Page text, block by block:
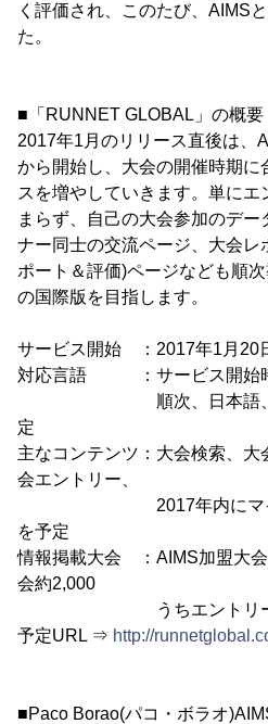
く評価され、このたび、AIMS
た。
■「RUNNET GLOBAL」の概要
2017年1月のリリース直後は、
から開始し、大会の開催時期に
スを増やしていきます。単に
まらず、自己の大会参加のデ
ナー同士の交流ページ、大会レ
ポート＆評価)ページなども順
の国際版を目指します。
サービス開始 ：2017年1月20
対応言語 ：サービス開始時
順次、日本語、中国
定
主なコンテンツ：大会検索、
会エントリー、
2017年内にマイペー
を予定
情報掲載大会 ：AIMS加盟大
会約2,000
うちエントリー対応
予定URL ⇒ http://
■Paco Borao(パコ・ボラオ